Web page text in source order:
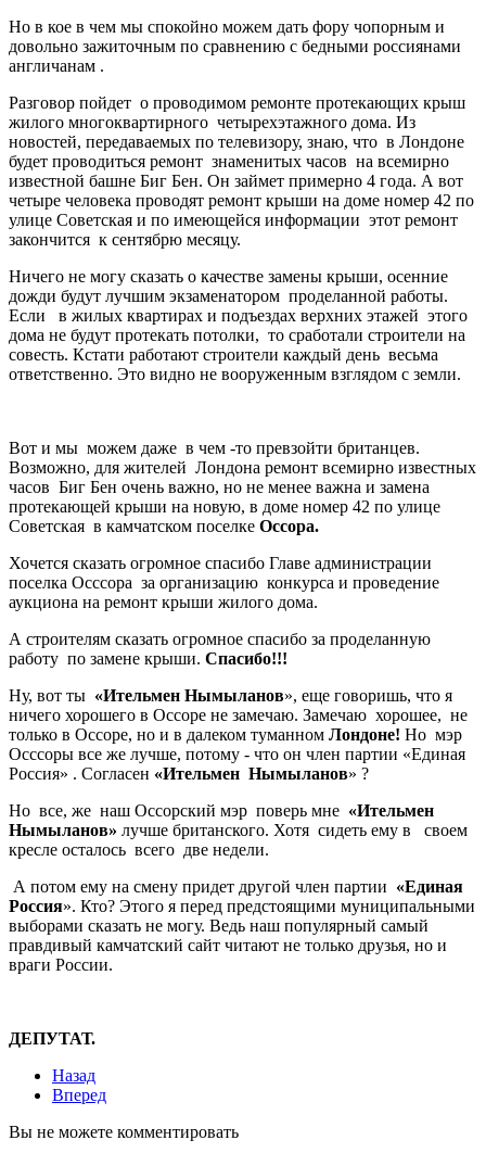
Но в кое в чем мы спокойно можем дать фору чопорным и
довольно зажиточным по сравнению с бедными россиянами
англичанам .
Разговор пойдет о проводимом ремонте протекающих крыш
жилого многоквартирного четырехэтажного дома. Из
новостей, передаваемых по телевизору, знаю, что в Лондоне
будет проводиться ремонт знаменитых часов на всемирно
известной башне Биг Бен. Он займет примерно 4 года. А вот
четыре человека проводят ремонт крыши на доме номер 42 по
улице Советская и по имеющейся информации этот ремонт
закончится к сентябрю месяцу.
Ничего не могу сказать о качестве замены крыши, осенние
дожди будут лучшим экзаменатором проделанной работы.
Если в жилых квартирах и подъездах верхних этажей этого
дома не будут протекать потолки, то сработали строители на
совесть. Кстати работают строители каждый день весьма
ответственно. Это видно не вооруженным взглядом с земли.
Вот и мы можем даже в чем -то превзойти британцев.
Возможно, для жителей Лондона ремонт всемирно известных
часов Биг Бен очень важно, но не менее важна и замена
протекающей крыши на новую, в доме номер 42 по улице
Советская в камчатском поселке Оссора.
Хочется сказать огромное спасибо Главе администрации
поселка Осссора за организацию конкурса и проведение
аукциона на ремонт крыши жилого дома.
А строителям сказать огромное спасибо за проделанную
работу по замене крыши. Спасибо!!!
Ну, вот ты «Ительмен Нымыланов», еще говоришь, что я
ничего хорошего в Оссоре не замечаю. Замечаю хорошее, не
только в Оссоре, но и в далеком туманном Лондоне! Но мэр
Осссоры все же лучше, потому - что он член партии «Единая
Россия» . Согласен «Ительмен Нымыланов» ?
Но все, же наш Оссорский мэр поверь мне «Ительмен
Нымыланов» лучше британского. Хотя сидеть ему в своем
кресле осталось всего две недели.
А потом ему на смену придет другой член партии «Единая
Россия». Кто? Этого я перед предстоящими муниципальными
выборами сказать не могу. Ведь наш популярный самый
правдивый камчатский сайт читают не только друзья, но и
враги России.
ДЕПУТАТ.
Назад
Вперед
Вы не можете комментировать